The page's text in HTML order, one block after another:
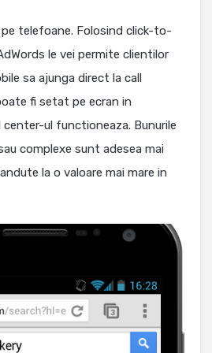
pe telefoane. Folosind click-to-
le vei permite clientilor
sa ajunga direct la call
fi setat pe ecran in
center-ul functioneaza. Bunurile
complexe sunt adesea mai
la o valoare mai mare in